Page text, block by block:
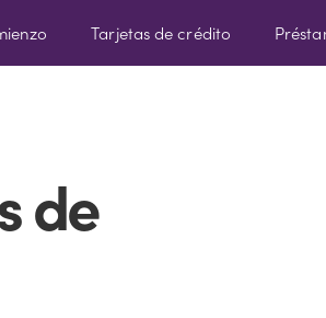
Tarjetas de crédito
de